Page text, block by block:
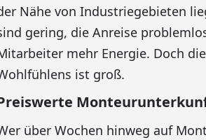
Nähe von Industriegebieten
gering, die Anreise
mehr Energie. Doch
ist groß.
über Wochen hinweg auf